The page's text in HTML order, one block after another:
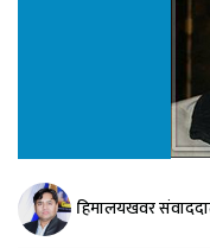
हिमालयखवर